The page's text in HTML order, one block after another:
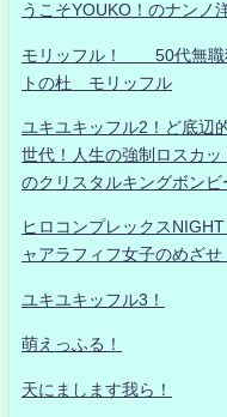
うこそYOUKO！のナンノ
モリッフル！ 50代無職
トの杜 モリッフル
ユキユキッフル2！ど底辺
世代！人生の強制ロスカ
のクリスタルキングボンビ
ヒロコンプレックス
ャアラフィフ女子のめざ
ユキユキッフル3！
萌えっふる！
天にまします我ら！